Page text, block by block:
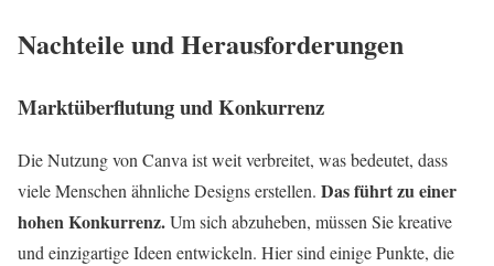
Nachteile und Herausforderungen
Marktüberflutung und Konkurrenz
Die Nutzung von Canva ist weit verbreitet, was bedeutet, dass
viele Menschen ähnliche Designs erstellen. Das führt zu einer
hohen Konkurrenz.Um sich abzuheben, müssen Sie kreative
und einzigartige Ideen entwickeln. Hier sind einige Punkte, die